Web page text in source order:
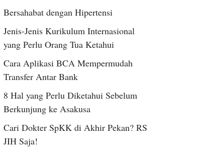
Bersahabat dengan Hipertensi
Jenis-Jenis Kurikulum Internasional
yang Perlu Orang Tua Ketahui
Cara Aplikasi BCA Mempermudah
Transfer Antar Bank
8 Hal yang Perlu Diketahui Sebelum
Berkunjung ke Asakusa
Cari Dokter SpKK di Akhir Pekan? RS
JIH Saja!